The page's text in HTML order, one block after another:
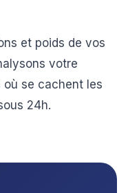
et poids de vos
votre
se cachent les
24h.